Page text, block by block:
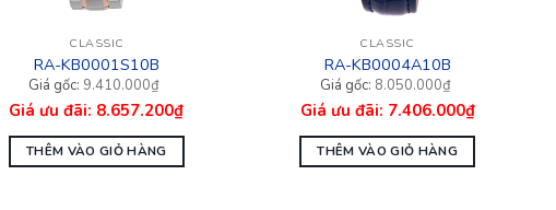
CLASSIC
RA-KB0001S10B
9.410.000₫
8.657.200₫
THÊM VÀO GIỎ HÀNG
CLASSIC
RA-KB0004A10B
8.050.000₫
8.050.000₫.
7.406.000₫
7.406.000₫.THÊM VÀO GIỎ HÀNG